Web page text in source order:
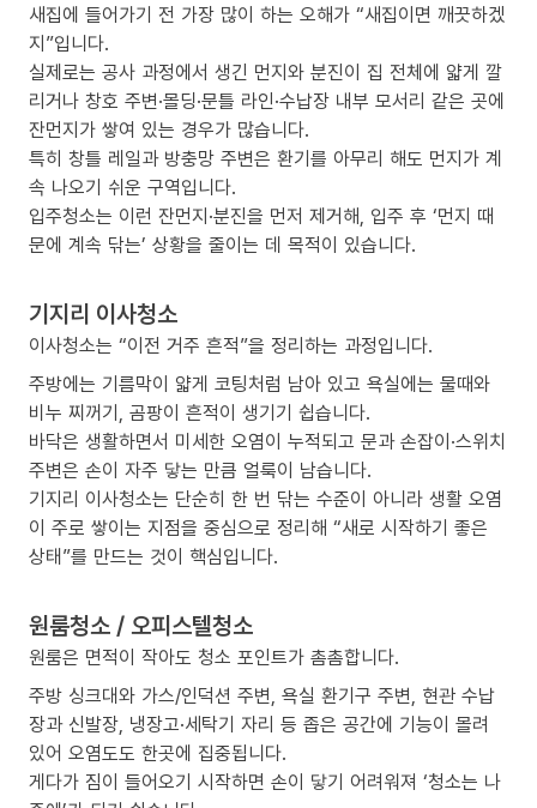
새집에 들어가기 전 가장 많이 하는 오해가 “새집이면 깨끗하겠
지”입니다.
실제로는 공사 과정에서 생긴 먼지와 분진이 집 전체에 얇게 깔
리거나 창호 주변·몰딩·문틀 라인·수납장 내부 모서리 같은 곳에
잔먼지가 쌓여 있는 경우가 많습니다.
특히 창틀 레일과 방충망 주변은 환기를 아무리 해도 먼지가 계
속 나오기 쉬운 구역입니다.
입주청소는 이런 잔먼지·분진을 먼저 제거해, 입주 후 ‘먼지 때
문에 계속 닦는’ 상황을 줄이는 데 목적이 있습니다.
기지리 이사청소
이사청소는 “이전 거주 흔적”을 정리하는 과정입니다.
주방에는 기름막이 얇게 코팅처럼 남아 있고 욕실에는 물때와
비누 찌꺼기, 곰팡이 흔적이 생기기 쉽습니다.
바닥은 생활하면서 미세한 오염이 누적되고 문과 손잡이·스위치
주변은 손이 자주 닿는 만큼 얼룩이 남습니다.
기지리 이사청소는 단순히 한 번 닦는 수준이 아니라 생활 오염
이 주로 쌓이는 지점을 중심으로 정리해 “새로 시작하기 좋은
상태”를 만드는 것이 핵심입니다.
원룸청소 / 오피스텔청소
원룸은 면적이 작아도 청소 포인트가 촘촘합니다.
주방 싱크대와 가스/인덕션 주변, 욕실 환기구 주변, 현관 수납
장과 신발장, 냉장고·세탁기 자리 등 좁은 공간에 기능이 몰려
있어 오염도도 한곳에 집중됩니다.
게다가 짐이 들어오기 시작하면 손이 닿기 어려워져 ‘청소는 나